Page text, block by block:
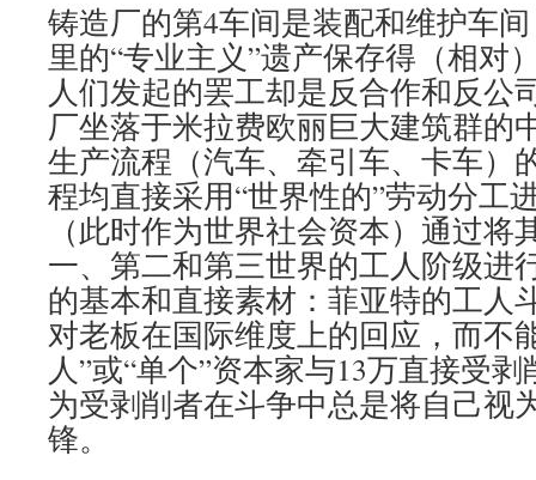
铸造厂的第4车间是装配和维护车
里的“专业主义”遗产保存得（相对
人们发起的罢工却是反合作和反公
厂坐落于米拉费欧丽巨大建筑群的
生产流程（汽车、牵引车、卡车）
程均直接采用“世界性的”劳动分工
（此时作为世界社会资本）通过将
一、第二和第三世界的工人阶级进
的基本和直接素材：菲亚特的工人
对老板在国际维度上的回应，而不
人”或“单个”资本家与13万直接受
为受剥削者在斗争中总是将自己视
锋。